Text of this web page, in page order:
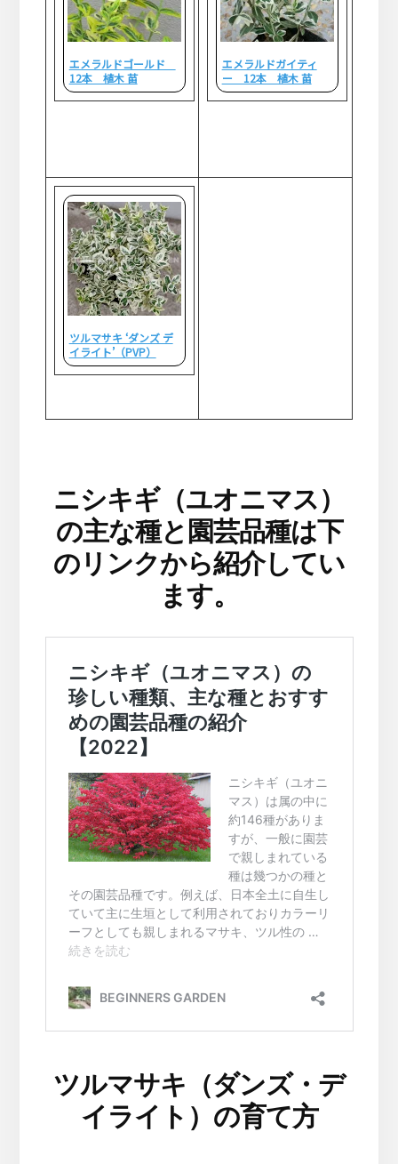
エメラルドゴールド
12本 植木 苗
エメラルドガイティ
ー 12本 植木 苗
ツルマサキ ‘ダンズ デ
イライト’（PVP）
ニシキギ（ユオニマス）
の主な種と園芸品種は下
のリンクから紹介してい
ます。
ツルマサキ（ダンズ・デ
イライト）の育て方